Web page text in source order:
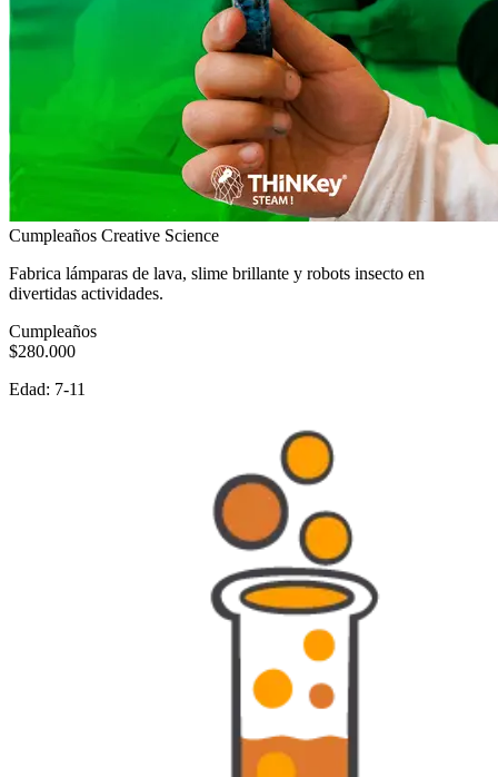
Cumpleaños Creative Science
Fabrica lámparas de lava, slime brillante y robots insecto en
divertidas actividades.
Cumpleaños
$280.000
Edad: 7-11